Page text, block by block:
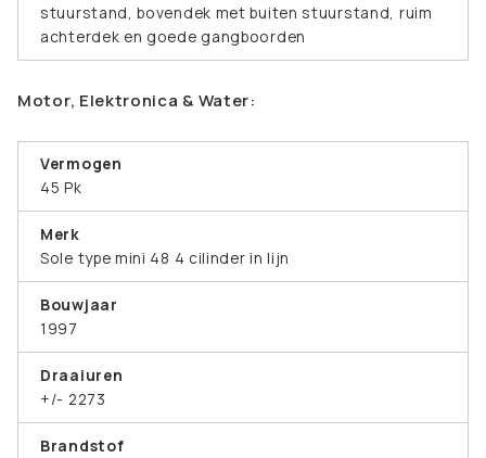
stuurstand, bovendek met buiten stuurstand, ruim
achterdek en goede gangboorden
Motor, Elektronica & Water:
Vermogen
45 Pk
Merk
Sole type mini 48 4 cilinder in lijn
Bouwjaar
1997
Draaiuren
+/- 2273
Brandstof